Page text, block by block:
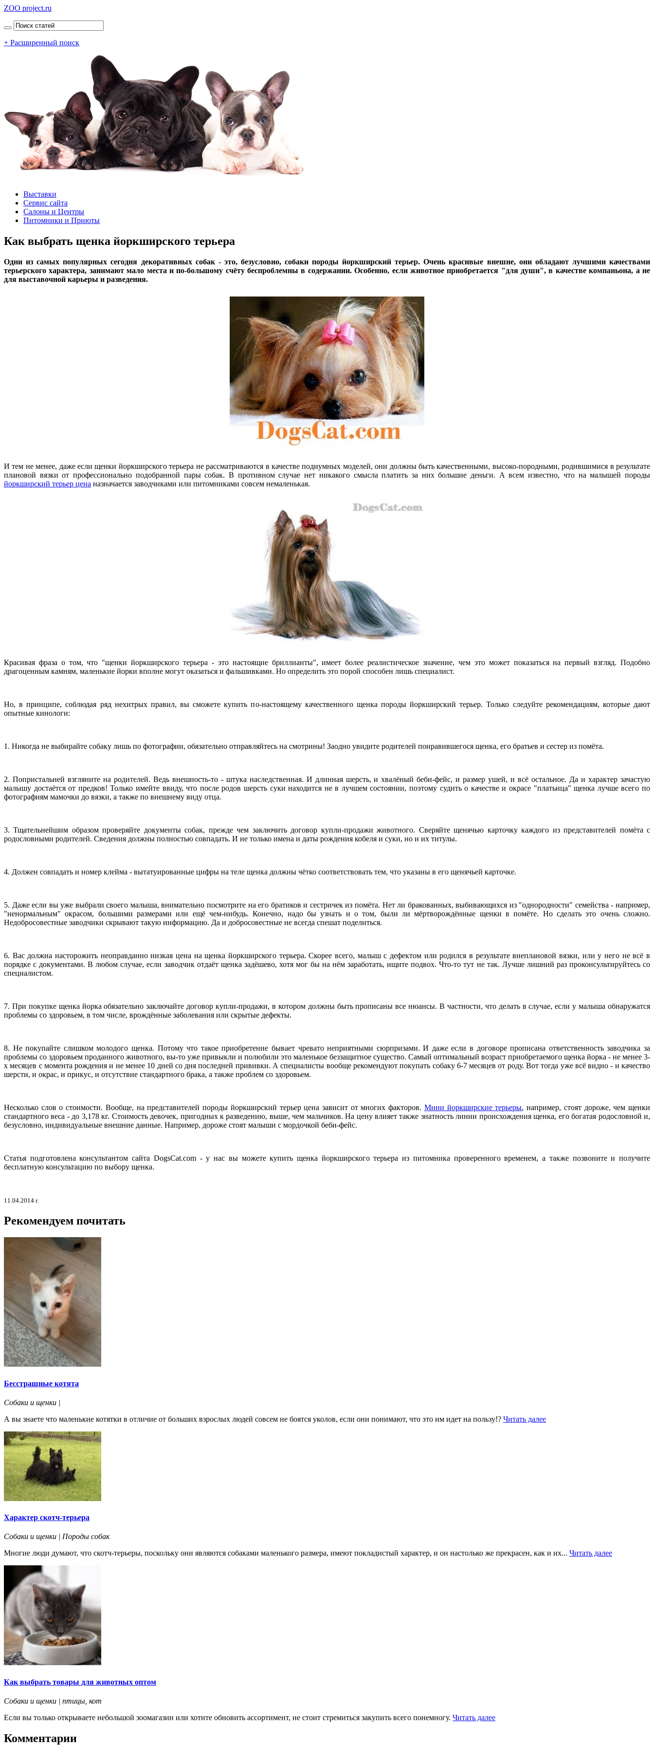
ZOO project.ru
+ Расширенный поиск
Выставки
Сервис сайта
Салоны и Центры
Питомники и Приюты
Как выбрать щенка йоркширского терьера
Одни из самых популярных сегодня декоративных собак - это, безусловно, собаки породы йоркширский терьер. Очень красивые внешне, они обладают лучшими качествами
терьерского характера, занимают мало места и по-большому счёту беспроблемны в содержании. Особенно, если животное приобретается "для души", в качестве компаньона, а не
для выставочной карьеры и разведения.
И тем не менее, даже если щенки йоркширского терьера не рассматриваются в качестве подиумных моделей, они должны быть качественными, высоко-породными, родившимися в результате
плановой вязки от профессионально подобранной пары собак. В противном случае нет никакого смысла платить за них большие деньги. А всем известно, что на малышей породы
йоркширский терьер цена назначается заводчиками или питомниками совсем немаленькая.
Красивая фраза о том, что "щенки йоркширского терьера - это настоящие бриллианты", имеет более реалистическое значение, чем это может показаться на первый взгляд. Подобно
драгоценным камням, маленькие йорки вполне могут оказаться и фальшивками. Но определить это порой способен лишь специалист.
Но, в принципе, соблюдая ряд нехитрых правил, вы сможете купить по-настоящему качественного щенка породы йоркширский терьер. Только следуйте рекомендациям, которые дают
опытные кинологи:
1. Никогда не выбирайте собаку лишь по фотографии, обязательно отправляйтесь на смотрины! Заодно увидите родителей понравившегося щенка, его братьев и сестер из помёта.
2. Попристальней взгляните на родителей. Ведь внешность-то - штука наследственная. И длинная шерсть, и хвалёный беби-фейс, и размер ушей, и всё остальное. Да и характер зачастую
малышу достаётся от предков! Только имейте ввиду, что после родов шерсть суки находится не в лучшем состоянии, поэтому судить о качестве и окрасе "платьица" щенка лучше всего по
фотографиям мамочки до вязки, а также по внешнему виду отца.
3. Тщательнейшим образом проверяйте документы собак, прежде чем заключить договор купли-продажи животного. Сверяйте щенячью карточку каждого из представителей помёта с
родословными родителей. Сведения должны полностью совпадать. И не только имена и даты рождения кобеля и суки, но и их титулы.
4. Должен совпадать и номер клейма - вытатуированные цифры на теле щенка должны чётко соответствовать тем, что указаны в его щенячьей карточке.
5. Даже если вы уже выбрали своего малыша, внимательно посмотрите на его братиков и сестричек из помёта. Нет ли бракованных, выбивающихся из "однородности" семейства - например,
"ненормальным" окрасом, большими размерами или ещё чем-нибудь. Конечно, надо бы узнать и о том, были ли мёртворождённые щенки в помёте. Но сделать это очень сложно.
Недобросовестные заводчики скрывают такую информацию. Да и добросовестные не всегда спешат поделиться.
6. Вас должна насторожить неоправданно низкая цена на щенка йоркширского терьера. Скорее всего, малыш с дефектом или родился в результате внеплановой вязки, или у него не всё в
порядке с документами. В любом случае, если заводчик отдаёт щенка задёшево, хотя мог бы на нём заработать, ищите подвох. Что-то тут не так. Лучше лишний раз проконсультируйтесь со
специалистом.
7. При покупке щенка йорка обязательно заключайте договор купли-продажи, в котором должны быть прописаны все нюансы. В частности, что делать в случае, если у малыша обнаружатся
проблемы со здоровьем, в том числе, врождённые заболевания или скрытые дефекты.
8. Не покупайте слишком молодого щенка. Потому что такое приобретение бывает чревато неприятными сюрпризами. И даже если в договоре прописана ответственность заводчика за
проблемы со здоровьем проданного животного, вы-то уже привыкли и полюбили это маленькое беззащитное существо. Самый оптимальный возраст приобретаемого щенка йорка - не менее 3-
х месяцев с момента рождения и не менее 10 дней со дня последней прививки. А специалисты вообще рекомендуют покупать собаку 6-7 месяцев от роду. Вот тогда уже всё видно - и качество
шерсти, и окрас, и прикус, и отсутствие стандартного брака, а также проблем со здоровьем.
Несколько слов о стоимости. Вообще, на представителей породы йоркширский терьер цена зависит от многих факторов. Мини йоркширские терьеры, например, стоят дороже, чем щенки
стандартного веса - до 3,178 кг. Стоимость девочек, пригодных к разведению, выше, чем мальчиков. На цену влияет также знатность линии происхождения щенка, его богатая родословной и,
безусловно, индивидуальные внешние данные. Например, дороже стоят малыши с мордочкой беби-фейс.
Статья подготовлена консультантом сайта DogsCat.com - у нас вы можете купить щенка йоркширского терьера из питомника проверенного временем, а также позвоните и получите
бесплатную консультацию по выбору щенка.
11.04.2014 г.
Рекомендуем почитать
Бесстрашные котята
Собаки и щенки |
А вы знаете что маленькие котятки в отличие от больших взрослых людей совсем не боятся уколов, если они понимают, что это им идет на пользу!? Читать далее
Характер скотч-терьера
Собаки и щенки | Породы собак
Многие люди думают, что скотч-терьеры, поскольку они являются собаками маленького размера, имеют покладистый характер, и он настолько же прекрасен, как и их... Читать далее
Как выбрать товары для животных оптом
Собаки и щенки | птицы, кот
Если вы только открываете небольшой зоомагазин или хотите обновить ассортимент, не стоит стремиться закупить всего понемногу. Читать далее
Комментарии